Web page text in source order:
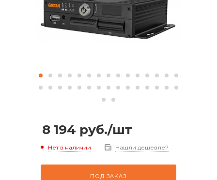
8 194 руб./шт
Нет в наличии Нашли дешевле?
ПОД ЗАКАЗ